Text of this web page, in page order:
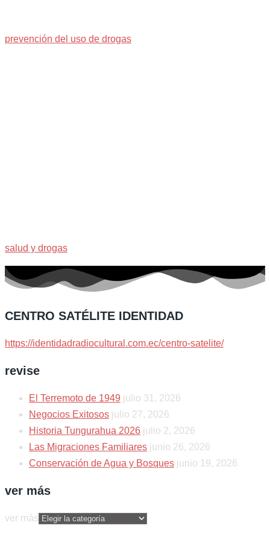
prevención del uso de drogas
salud y drogas
CENTRO SATÉLITE IDENTIDAD
https://identidadradiocultural.com.ec/centro-satelite/
revise
El Terremoto de 1949 julio 31, 2026
Negocios Exitosos julio 27, 2026
Historia Tungurahua 2026 julio 2, 2026
Las Migraciones Familiares junio 26, 2026
Conservación de Agua y Bosques junio 19, 2026
ver más
ver más